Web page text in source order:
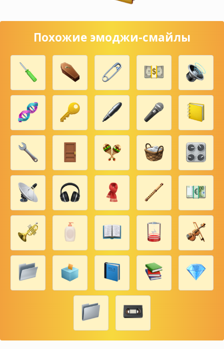
Похожие эмоджи-смайлы